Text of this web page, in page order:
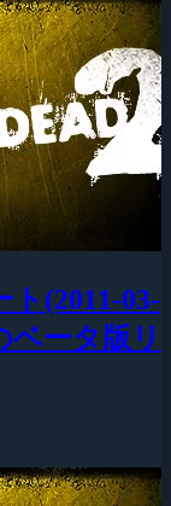
ト(2011-03-
ベータ版リ